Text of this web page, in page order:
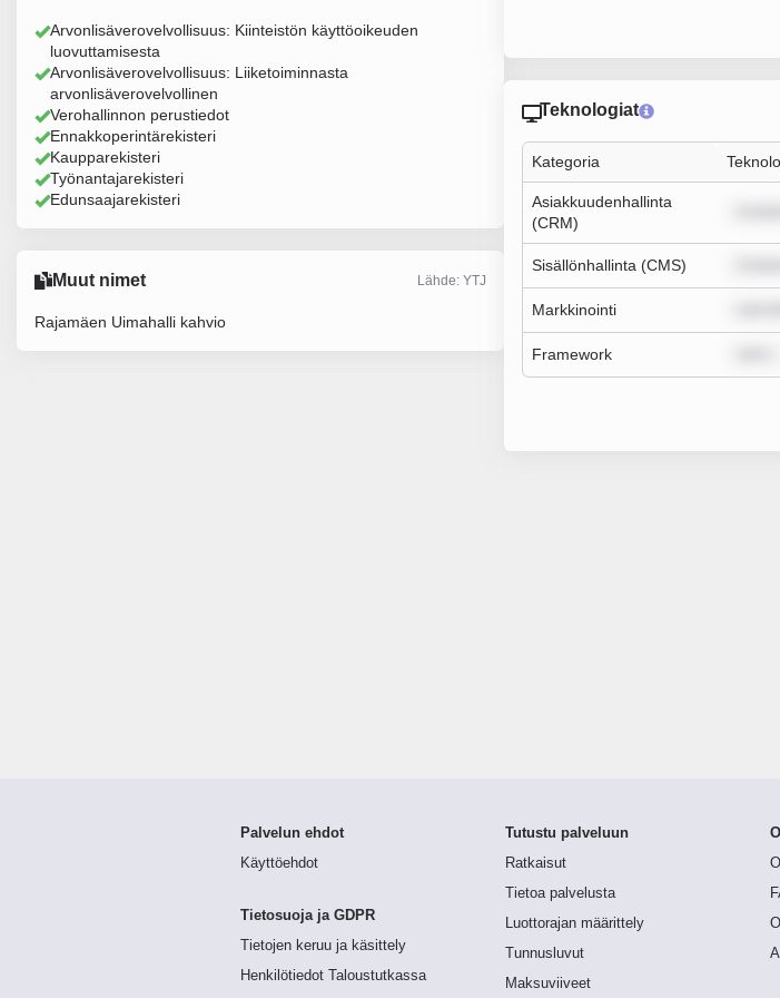
Arvonlisäverovelvollisuus: Kiinteistön käyttöoikeuden
luovuttamisesta
Arvonlisäverovelvollisuus: Liiketoiminnasta
arvonlisäverovelvollinen
Verohallinnon perustiedot
Ennakkoperintärekisteri
Kaupparekisteri
Työnantajarekisteri
Edunsaajarekisteri
Muut nimet Lähde: YTJ
Rajamäen Uimahalli kahvio
Teknologiat
Kategoria
Asiakkuudenhallinta
(CRM)
Sisällönhallinta (CMS)
Markkinointi
Framework
Palvelun ehdot
Käyttöehdot
Tietosuoja ja GDPR
Tietojen keruu ja käsittely
Henkilötiedot Taloustutkassa
Tutustu palveluun
Ratkaisut
Tietoa palvelusta
Luottorajan määrittely
Tunnusluvut
Maksuviiveet